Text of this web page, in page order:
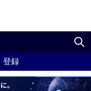
登録